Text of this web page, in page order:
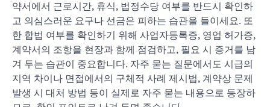
약서에서 근로시간, 휴식, 법정수당 여부를 반드시 확인하
고 의심스러운 요구나 선금은 피하는 습관을 들이세요. 또
한 합법 여부를 확인하기 위해 사업자등록증, 영업 허가증,
계약서의 조항을 현장과 함께 점검하고, 필요 시 증거를 남
겨 두는 습관이 중요합니다. 자주 묻는 질문에서도 시급의
지역 차이나 면접에서의 구체적 사례 제시법, 계약상 문제
발생 시 대처 방법 등이 실제로 자주 묻는 내용으로 등장하